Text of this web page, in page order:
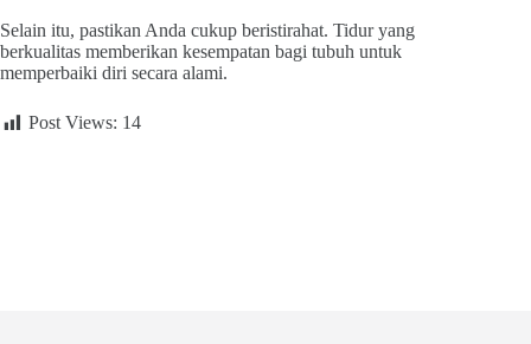
Selain itu, pastikan Anda cukup beristirahat. Tidur yang
berkualitas memberikan kesempatan bagi tubuh untuk
memperbaiki diri secara alami.
Post Views: 14